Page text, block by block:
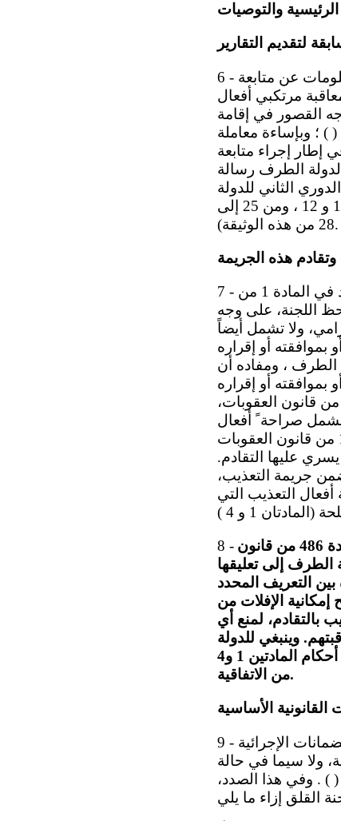
والتوصيات
لتقديم التقارير
6 - طلبت اللجنة، في ملاحظاتها الختامية السابقة ( ) ، إلى الدولة الطرف أن تقدم معلومات عن متابعة
مرتكبي أفعال
القصور في إقامة
) ؛ وبإساءة معاملة
إطار إجراء متابعة
الطرف رسالة
التقرير الدوري الثاني للدولة
الطرف، ترى اللجنة أن هذه التوصيات لم تنفَّذ (انظر الفقرات 7 و 8 ، و 18 و 19 ، و 11 و 12 ، ومن 25 إلى
28 من هذه الوثيقة).
هذه الجريمة
7 - تكرر اللجنة الإعراب عن قلقها إزاء عدم تجريم التعذيب بعد ُ وفقاً للتعريف الوارد في المادة 1 من
وتلاحظ اللجنة، على وجه
ولا تشمل أيضاً
أو إقراره
الطرف ، ومفاده أن
أو إقراره
قانون العقوبات،
يشمل صراحة ً أفعال
الموافقة أو الإقرار . كما تشعر اللجنة بالقلق لعدم إدراج جريمة التعذيب في المادة 16 من قانون العقوبات
التي لا يسري عليها التقادم.
جريمة التعذيب،
العقوبات في حالة أفعال التعذيب التي
8 - تكرر اللجنة توصيتها السابقة التي حثت فيها الدولةَ الطرف على مواءمة مضمون المادة 486 من قانون
الدولة الطرف إلى تعليقها
الخطيرة بين التعريف المحدد
إمكانية الإفلات من
بالتقادم، لمنع أي
وينبغي للدولة
الطرف أن تُدرج جريمة التعذيب في قانون ال عقوبات العسكري وتوائم تعريفها مع أحكام المادتين 1 و4
من الاتفاقية.
القانونية الأساسية
9 - لا تزال اللجنة تشعر بالقلق إزاء تقارير متطابقة مفادها أنه لا يجري إعمال الضمانات الإجرائية
ولا سيما في حالة
الفترة التي تلتها ( ) . وفي هذا الصدد،